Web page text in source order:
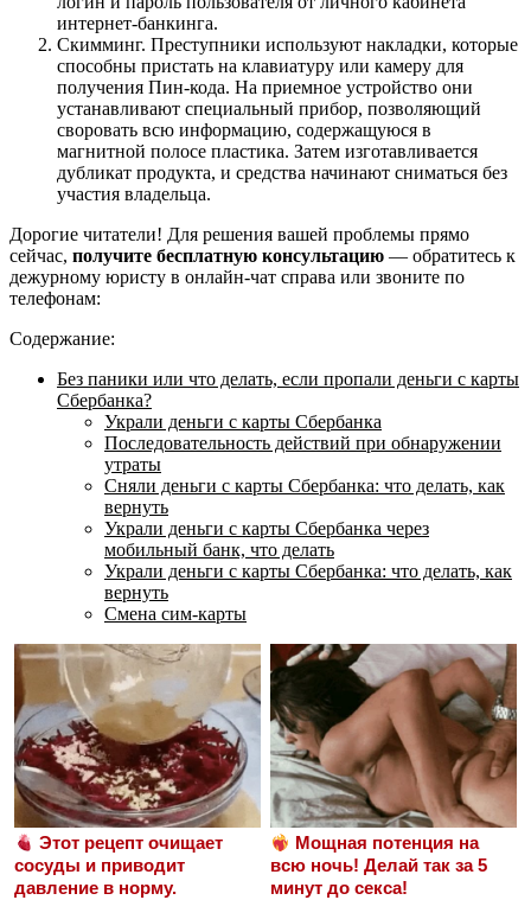
интернет-банкинга.
Скимминг. Преступники используют накладки, которые
способны пристать на клавиатуру или камеру для
получения Пин-кода. На приемное устройство они
устанавливают специальный прибор, позволяющий
своровать всю информацию, содержащуюся в
магнитной полосе пластика. Затем изготавливается
дубликат продукта, и средства начинают сниматься без
участия владельца.
Дорогие читатели! Для решения вашей проблемы прямо
сейчас, получите бесплатную консультацию — обратитесь к
дежурному юристу в онлайн-чат справа или звоните по
телефонам:
Содержание:
Без паники или что делать, если пропали деньги с карты
Сбербанка?
Украли деньги с карты Сбербанка
Последовательность действий при обнаружении
утраты
Сняли деньги с карты Сбербанка: что делать, как
вернуть
Украли деньги с карты Сбербанка через
мобильный банк, что делать
Украли деньги с карты Сбербанка: что делать, как
вернуть
Смена сим-карты
Этот рецепт очищает
сосуды и приводит
давление в норму.
Мощная потенция на
всю ночь! Делай так за 5
минут до секса!